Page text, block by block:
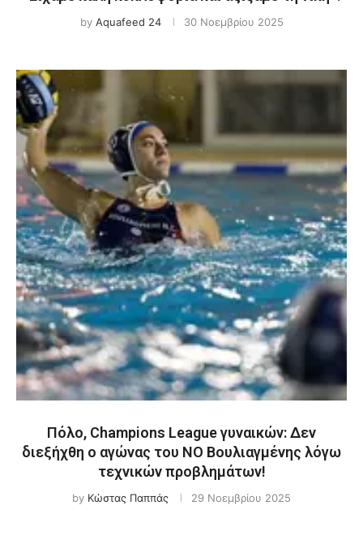
by Aquafeed 24 30 Νοεμβρίου 2025
Πόλο, Champions League γυναικών: Δεν
διεξήχθη ο αγώνας του ΝΟ Βουλιαγμένης λόγω
τεχνικών προβλημάτων!
by Κώστας Παππάς 29 Νοεμβρίου 2025